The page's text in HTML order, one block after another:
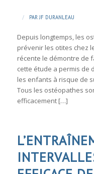
/ PARJF DURANLEAU
Depuis longtemps, les
prévenir les otites chez
récente le démontre de
cette étude a permis de
les enfants à risque de
Tous les ostéopathes
efficacement […]